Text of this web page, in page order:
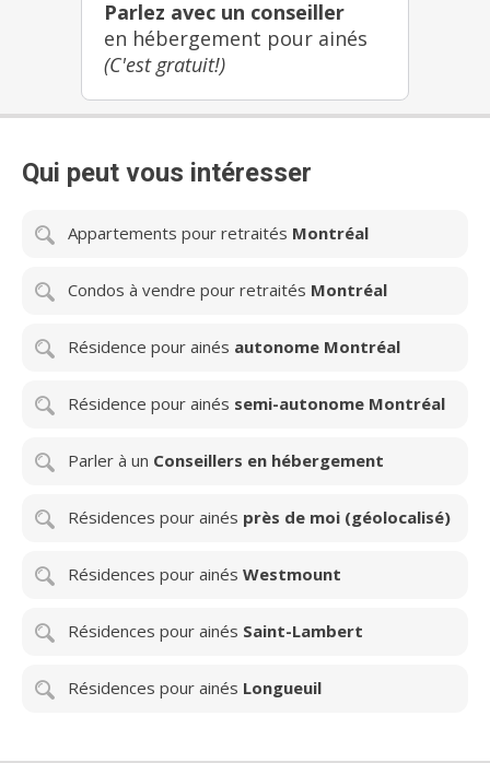
Parlez avec un conseiller
en hébergement pour ainés
(C'est gratuit!)
Qui peut vous intéresser
Appartements pour retraités Montréal
Condos à vendre pour retraités Montréal
Résidence pour ainés autonome Montréal
Résidence pour ainés semi-autonome Montréal
Parler à un Conseillers en hébergement
Résidences pour ainés près de moi (géolocalisé)
Résidences pour ainés Westmount
Résidences pour ainés Saint-Lambert
Résidences pour ainés Longueuil